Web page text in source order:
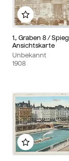
1., Graben 8 /
Ansichtskarte
Unbekannt
1908
Zu
Zu